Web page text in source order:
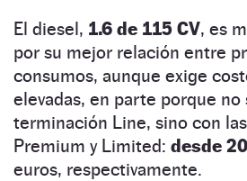
El diesel, 1.6 de 115 CV, es
por su mejor relación entre
consumos, aunque exige
elevadas, en parte porque no
terminación Line, sino con
Premium y Limited: desde
euros, respectivamente.